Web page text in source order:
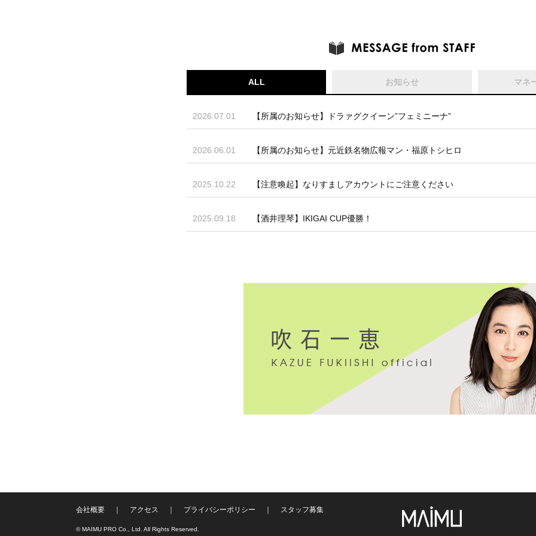
ALL お知らせ マネ
2026.07.01 【所属のお知らせ】ドラァグクイーン”フェミニーナ”
2026.06.01 【所属のお知らせ】元近鉄名物広報マン・福原トシヒロ
2025.10.22 【注意喚起】なりすましアカウントにご注意ください
2025.09.18 【酒井理琴】IKIGAI CUP優勝！
会社概要 アクセス プライバシーポリシー スタッフ募集
© MAIMU PRO Co., Ltd. All Rights Reserved.